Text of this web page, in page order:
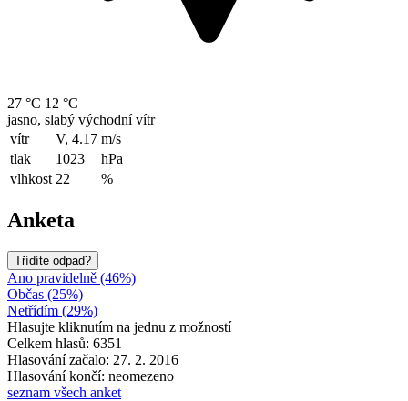
27 °C 12 °C
jasno, slabý východní vítr
vítr
V, 4.17 m/s
tlak
1023
hPa
vlhkost 22 %
Anketa
Třídíte odpad?
Ano pravidelně (46%)
Občas (25%)
Netřídím (29%)
Hlasujte kliknutím na jednu z možností
Celkem hlasů: 6351
Hlasování začalo: 27. 2. 2016
Hlasování končí: neomezeno
seznam všech anket